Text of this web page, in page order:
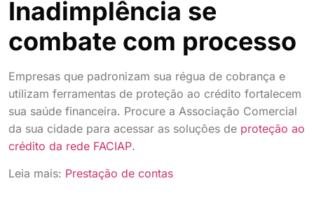
Inadimplência se
combate com processo
Empresas que padronizam sua régua de cobrança e
utilizam ferramentas de proteção ao crédito fortalecem
sua saúde financeira. Procure a Associação Comercial
da sua cidade para acessar as soluções de proteção ao
crédito da rede FACIAP.
Leia mais: Prestação de contas